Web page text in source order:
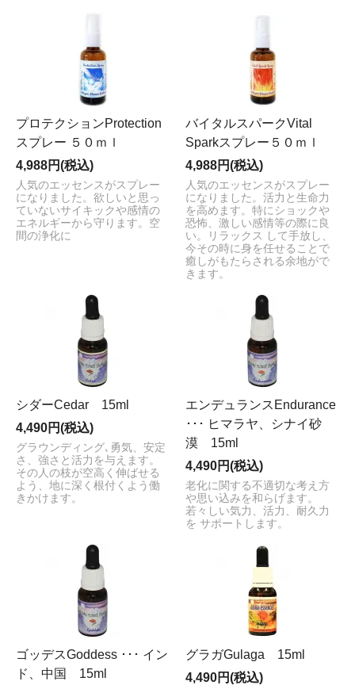
プロテクションProtection
スプレー ５０ｍｌ
4,988円(税込)
人気のエッセンスがスプレー
になりました。欲しいと思っ
ていないサイキックや感情の
エネルギーから守ります。空
間の浄化に
バイタルスパークVital
Sparkスプレー５０ｍｌ
4,988円(税込)
人気のエッセンスがスプレー
になりました。活力と生命力
を高めます。特にショックや
恐怖、激しい感情等の際に良
い。リラックス して手放し、
今その時に身を任せることで
癒しがもたらされる余地がで
きます。
シダーCedar 15ml
4,490円(税込)
グラウンディング､勇気、安定
さ、強さと活力を与えます。
その人の枝が空高く伸ばせる
よう、地に深く根付くよう働
きかけます。
エンデュランスEndurance
･･･ ヒマラヤ、シナイ砂
漠 15ml
4,490円(税込)
老化に関する不適切な考え方
や思い込みを和らげます。
若々しい気力、活力、耐久力
を サポートします。
ゴッデスGoddess ･･･ イン
ド、中国 15ml
グラガGulaga 15ml
4,490円(税込)